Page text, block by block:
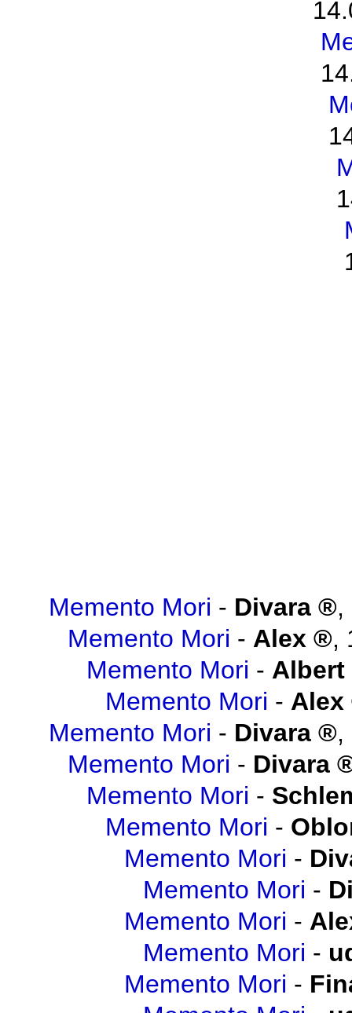
Memento Mori - Divara ,
Memento Mori - Alex ,
Memento Mori - Albert
Memento Mori - Alex
Memento Mori - Divara ,
Memento Mori - Divara
Memento Mori -
Memento Mori -
Memento Mori -
Memento Mori -
Memento Mori -
Memento Mori -
Memento Mori -